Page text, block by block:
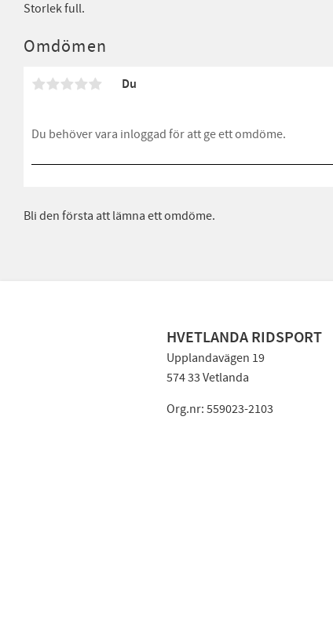
Storlek full.
Omdömen
Du
Bli den första att lämna ett omdöme.
HVETLANDA RIDSPORT
Upplandavägen 19
574 33 Vetlanda
Org.nr: 559023-2103